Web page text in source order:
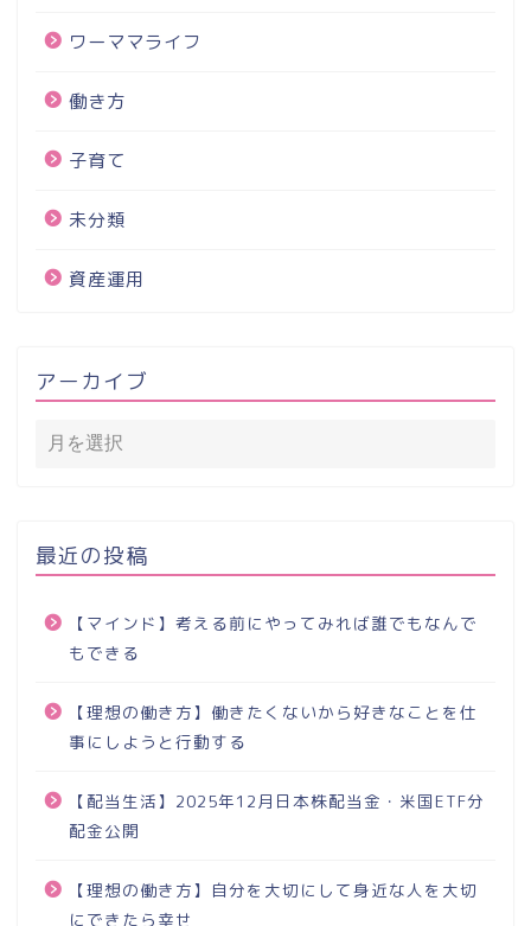
ワーママライフ
働き方
子育て
未分類
資産運用
アーカイブ
最近の投稿
【マインド】考える前にやってみれば誰でもなんで
もできる
【理想の働き方】働きたくないから好きなことを仕
事にしようと行動する
【配当生活】2025年12月日本株配当金・米国ETF分
配金公開
【理想の働き方】自分を大切にして身近な人を大切
にできたら幸せ